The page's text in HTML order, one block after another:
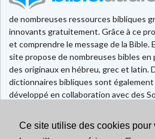
Ce site utilise des cookies pour
de nombreuses ressources bibliques
innovants gratuitement. Grâce à ce
et comprendre le message de la Bible.
site propose de nombreuses bibles en
des originaux en hébreu, grec et latin.
dictionnaires bibliques sont
développé en collaboration avec des
Faire un don